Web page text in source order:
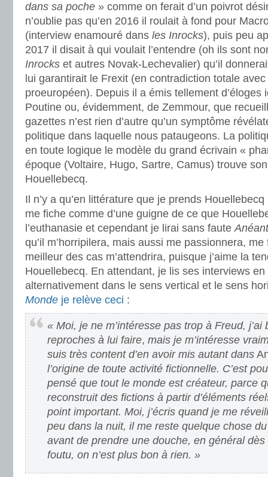
dans sa poche » comme on ferait d’un poivrot
n’oublie pas qu’en 2016 il roulait à fond pour
(interview enamouré dans les Inrocks), puis peu
2017 il disait à qui voulait l’entendre (oh ils sont
Inrocks et autres Novak-Lechevalier) qu’il
lui garantirait le Frexit (en contradiction totale
proeuropéen). Depuis il a émis tellement d’éloges
Poutine ou, évidemment, de Zemmour, que
gazettes n’est rien d’autre qu’un symptôme
politique dans laquelle nous pataugeons. La
en toute logique le modèle du grand écrivain «
époque (Voltaire, Hugo, Sartre, Camus) trouve
Houellebecq.
Il n’y a qu’en littérature que je prends
me fiche comme d’une guigne de ce que
l’euthanasie et cependant je lirai sans faute
qu’il m’horripilera, mais aussi me passionnera,
meilleur des cas m’attendrira, puisque j’aime la
Houellebecq. En attendant, je lis ses interviews
alternativement dans le sens vertical et le sens
Monde je relève ceci :
« Moi, je ne m’intéresse pas trop à Freud, j’ai
reproches à lui faire, mais je m’intéresse
suis très content d’en avoir mis autant dans
l’origine de toute activité fictionnelle. C’est
pensé que tout le monde est créateur, parce
reconstruit des fictions à partir d’éléments
point important. Moi, j’écris quand je me
peu dans la nuit, il me reste quelque chose
avant de prendre une douche, en général dès
foutu, on n’est plus bon à rien. »